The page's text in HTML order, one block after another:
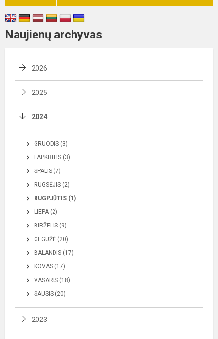
Naujienų archyvas
2026
2025
2024
GRUODIS (3)
LAPKRITIS (3)
SPALIS (7)
RUGSĖJIS (2)
RUGPJŪTIS (1)
LIEPA (2)
BIRŽELIS (9)
GEGUŽĖ (20)
BALANDIS (17)
KOVAS (17)
VASARIS (18)
SAUSIS (20)
2023